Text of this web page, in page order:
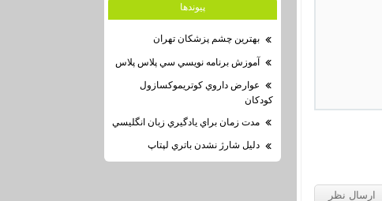
پيوندها
بهترين چشم پزشكان تهران
آموزش برنامه نويسي سي پلاس پلاس
عوارض داروي كوتريموكسازول
كودكان
مدت زمان براي يادگيري زبان انگليسي
دليل شارژ نشدن باتري لپتاپ